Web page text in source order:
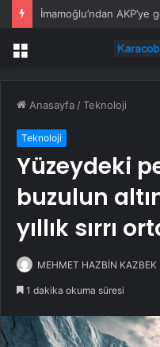
İmamoğlu’ndan
Menü
Anasayfa /Teknoloji
Teknoloji
Yüzeydeki
buzulun
yıllık sırrı
MEHMET HAZBİN KAZBEK
1 dakika okuma süresi